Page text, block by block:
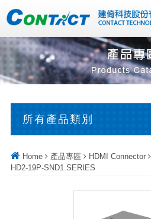
所有產品類別
Home 產品專區 HDMI Connector
HD2-19P-SND1 SERIES